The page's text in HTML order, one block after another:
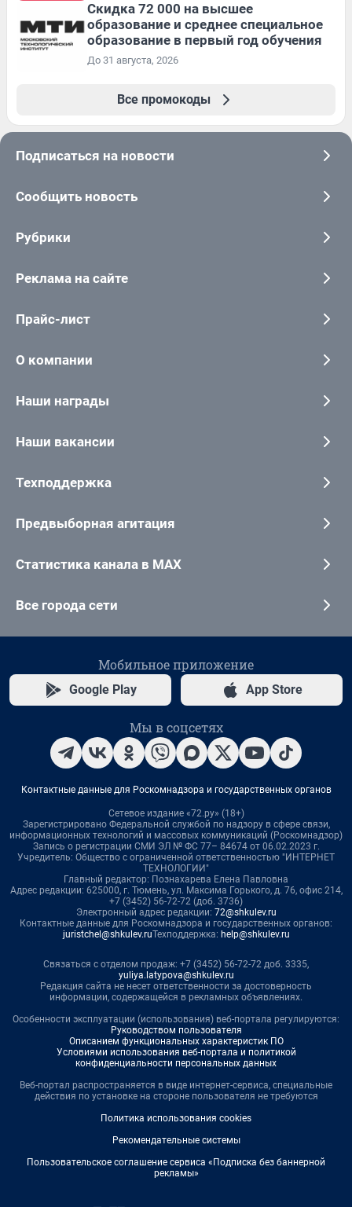
Скидка 72 000 на высшее
образование и среднее специальное
образование в первый год обучения
До 31 августа, 2026
Все промокоды
Подписаться на новости
Сообщить новость
Рубрики
Реклама на сайте
Прайс-лист
О компании
Наши награды
Наши вакансии
Техподдержка
Предвыборная агитация
Статистика канала в MAX
Все города сети
Мобильное приложение
Google Play App Store
Мы в соцсетях
Контактные данные для Роскомнадзора и государственных органов
Сетевое издание «72.ру» (18+)
Зарегистрировано Федеральной службой по надзору в сфере связи,
информационных технологий и массовых коммуникаций (Роскомнадзор)
Запись о регистрации СМИ ЭЛ № ФС 77– 84674 от 06.02.2023 г.
Учредитель: Общество с ограниченной ответственностью "ИНТЕРНЕТ
ТЕХНОЛОГИИ"
Главный редактор: Познахарева Елена Павловна
Адрес редакции: 625000, г. Тюмень, ул. Максима Горького, д. 76, офис 214,
+7 (3452) 56-72-72 (доб. 3736)
Электронный адрес редакции: 72@shkulev.ru
Контактные данные для Роскомнадзора и государственных органов:
juristchel@shkulev.ruТехподдержка: help@shkulev.ru
Связаться с отделом продаж: +7 (3452) 56-72-72 доб. 3335,
yuliya.latypova@shkulev.ru
Редакция сайта не несет ответственности за достоверность
информации, содержащейся в рекламных объявлениях.
Особенности эксплуатации (использования) веб-портала регулируются:
Руководством пользователя
Описанием функциональных характеристик ПО
Условиями использования веб-портала и политикой
конфиденциальности персональных данных
Веб-портал распространяется в виде интернет-сервиса, специальные
действия по установке на стороне пользователя не требуются
Политика использования cookies
Рекомендательные системы
Пользовательское соглашение сервиса «Подписка без баннерной
рекламы»